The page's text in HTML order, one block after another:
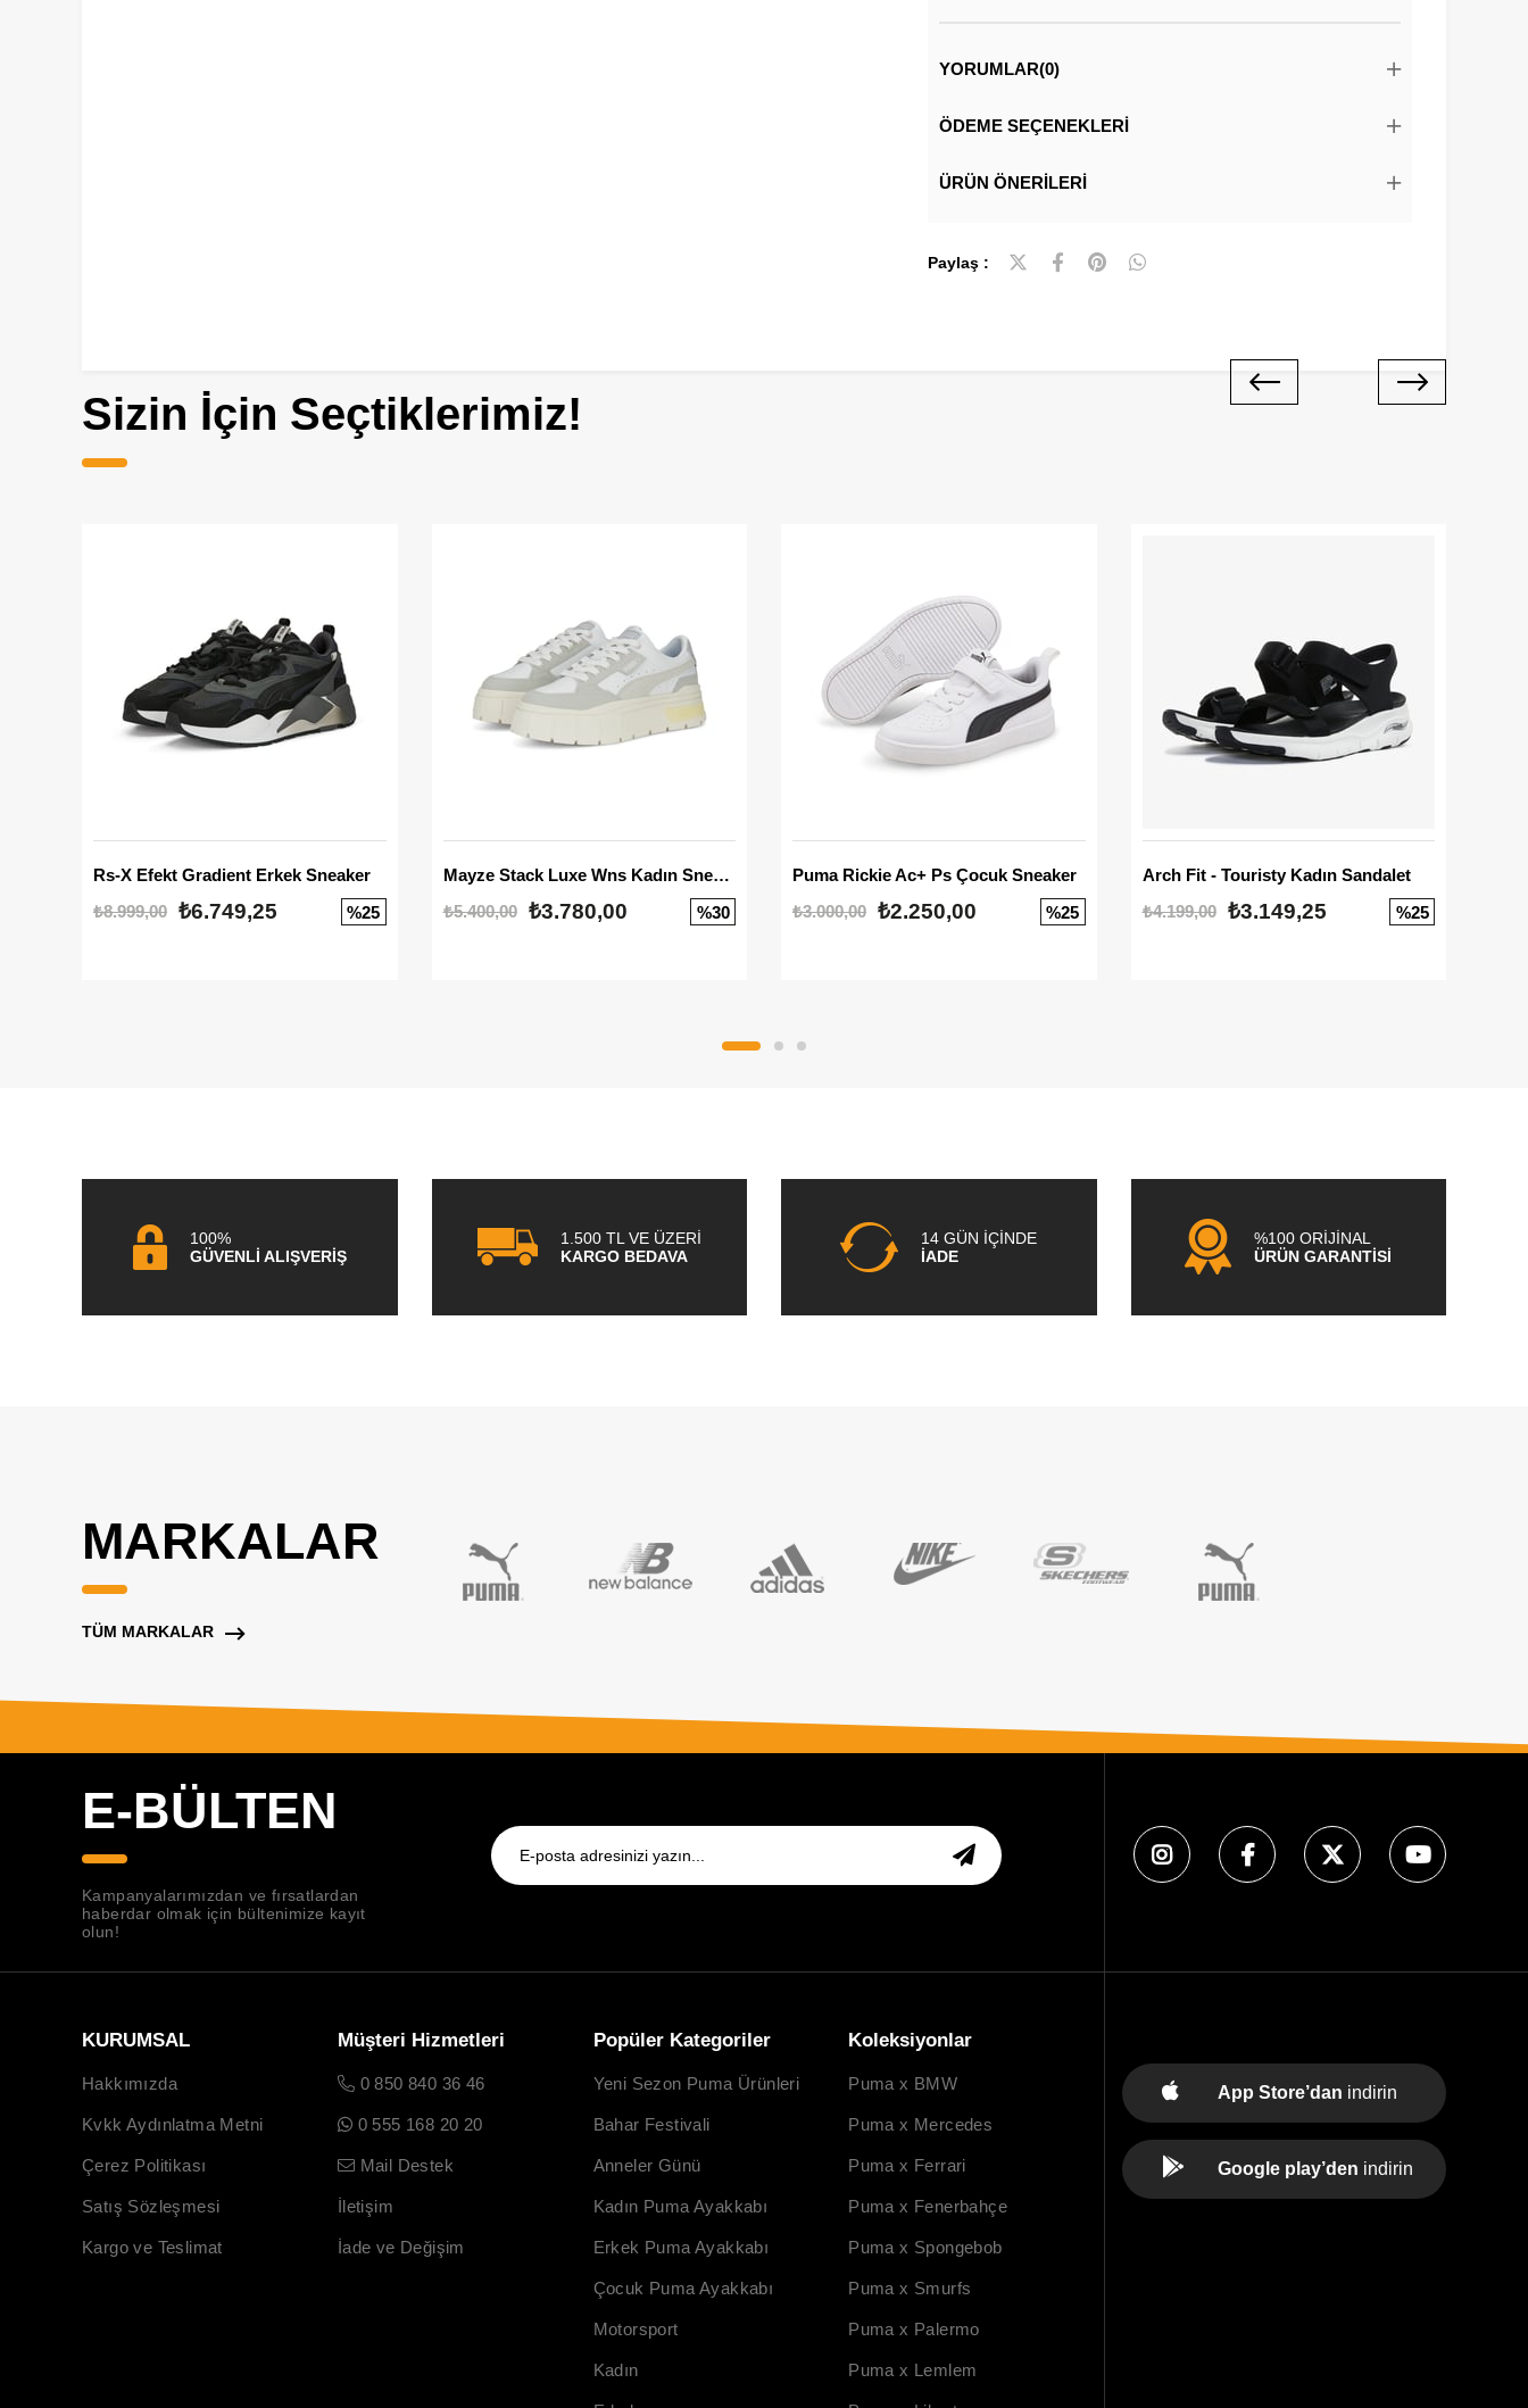
YORUMLAR(0)
ÖDEME SEÇENEKLERI
ÜRÜN ÖNERILERI
Paylaş :
Sizin İçin Seçtiklerimiz!
Rs-X Efekt Gradient Erkek Sneaker
₺8.999,00 ₺6.749,25 %25
Mayze Stack Luxe Wns Kadın Sneaker
₺5.400,00
₺3.780,00 %30
Puma Rickie Ac+ Ps Çocuk Sneaker
₺3.000,00 ₺2.250,00 %25
Arch Fit - Touristy Kadın Sandalet
₺4.199,00
₺3.149,25 %25
100%
GÜVENLİ ALIŞVERİŞ
1.500 TL VE ÜZERİ
KARGO BEDAVA
14 GÜN İÇİNDE
İADE
%100 ORİJİNAL
ÜRÜN GARANTİSİ
MARKALAR
TÜM MARKALAR
E-BÜLTEN
Kampanyalarımızdan ve fırsatlardan
haberdar olmak için bültenimize kayıt
olun!
KURUMSAL
Hakkımızda
Kvkk Aydınlatma Metni
Çerez Politikası
Satış Sözleşmesi
Kargo ve Teslimat
Müşteri Hizmetleri
0 850 840 36 46
0 555 168 20 20
Mail Destek
İletişim
İade ve Değişim
Popüler Kategoriler
Yeni Sezon Puma Ürünleri
Bahar Festivali
Anneler Günü
Kadın Puma Ayakkabı
Erkek Puma Ayakkabı
Çocuk Puma Ayakkabı
Motorsport
Kadın
Koleksiyonlar
Puma x BMW
Puma x Mercedes
Puma x Ferrari
Puma x Fenerbahçe
Puma x Spongebob
Puma x Smurfs
Puma x Palermo
Puma x Lemlem
App Store’dan indirin
Google play’den indirin